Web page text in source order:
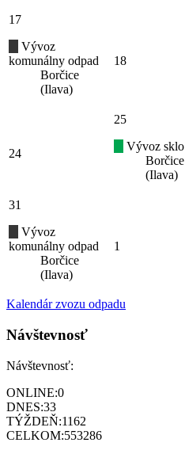
17
Vývoz
komunálny odpad
Borčice
(Ilava)
18
24
25
Vývoz sklo
Borčice
(Ilava)
31
Vývoz
komunálny odpad
Borčice
(Ilava)
1
Kalendár zvozu odpadu
Návštevnosť
Návštevnosť:
ONLINE:0
DNES:33
TÝŽDEŇ:1162
CELKOM:553286